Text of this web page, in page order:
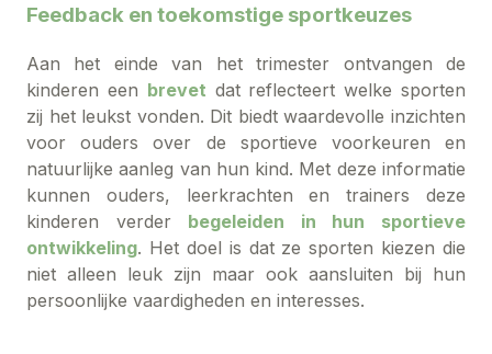
Feedback en toekomstige sportkeuzes
Aan het einde van het trimester ontvangen de
kinderen een brevet dat reflecteert welke sporten
zij het leukst vonden. Dit biedt waardevolle inzichten
voor ouders over de sportieve voorkeuren en
natuurlijke aanleg van hun kind. Met deze informatie
kunnen ouders, leerkrachten en trainers deze
kinderen verder
begeleiden in hun sportieve
ontwikkeling. Het doel is dat ze sporten kiezen die
niet alleen leuk zijn maar ook aansluiten bij hun
persoonlijke vaardigheden en interesses.